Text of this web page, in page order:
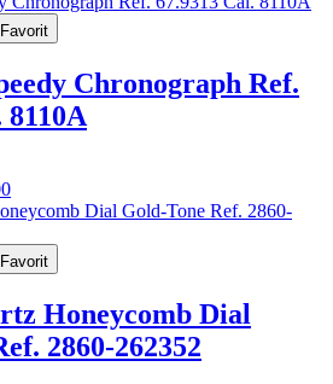
Chronograph Ref.
8110A
Honeycomb Dial
2860-262352